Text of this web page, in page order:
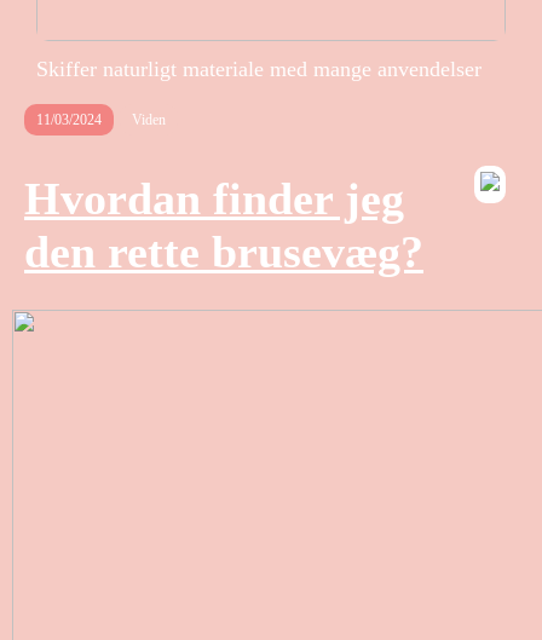
Skiffer naturligt materiale med mange anvendelser
11/03/2024 Viden
Hvordan finder jeg
den rette brusevæg?